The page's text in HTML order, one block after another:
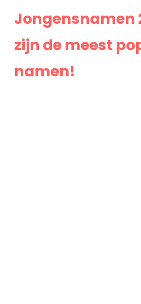
Jongensnamen
zijn de meest
namen!